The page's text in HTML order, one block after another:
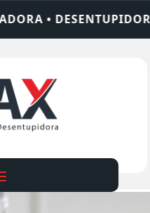
DE FOSSA •